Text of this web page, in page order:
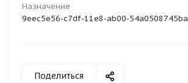
Назначение
9eec5e56-c7df-11e8-ab00-54a0508745ba
Поделиться